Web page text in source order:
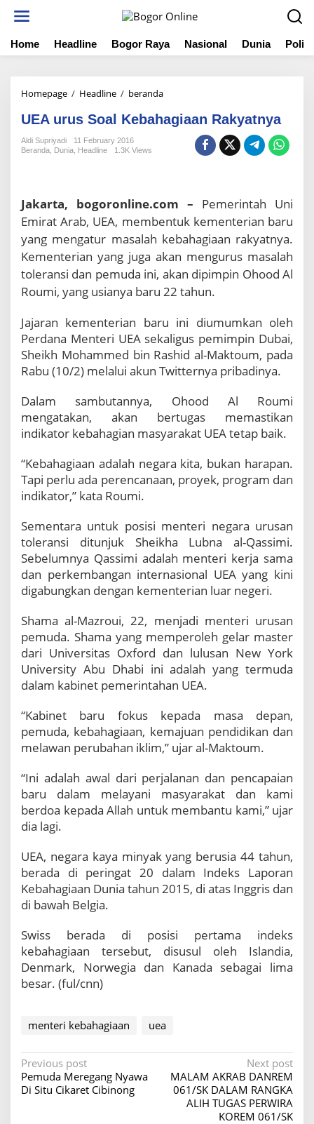
t
Home Headline Bogor Raya Nasional Dunia
Homepage / Headline / beranda
A
o
l
K
e
a
h
g
a
a
n
k
a
n
y
UEA urus Soal Kebahagiaan Rakyatnya
Aldi Supriyadi
11 February 2016
Beranda Dunia Headline 1.3K Views
Jakarta, bogoronline.com – Pemerintah Uni
Emirat Arab, UEA, membentuk kementerian baru
yang mengatur masalah kebahagiaan rakyatnya.
Kementerian yang juga akan mengurus masalah
toleransi dan pemuda ini, akan dipimpin Ohood Al
Roumi, yang usianya baru 22 tahun.
Jajaran kementerian baru ini diumumkan oleh
Perdana Menteri UEA sekaligus pemimpin Dubai,
Sheikh Mohammed bin Rashid al-Maktoum, pada
Rabu (10/2) melalui akun Twitternya pribadinya.
Dalam sambutannya, Ohood Al Roumi
mengatakan, akan bertugas memastikan
indikator kebahagian masyarakat UEA tetap baik.
“Kebahagiaan adalah negara kita, bukan harapan.
Tapi perlu ada perencanaan, proyek, program dan
indikator,” kata Roumi.
Sementara untuk posisi menteri negara urusan
toleransi ditunjuk Sheikha Lubna al-Qassimi.
Sebelumnya Qassimi adalah menteri kerja sama
dan perkembangan internasional UEA yang kini
digabungkan dengan kementerian luar negeri.
Shama al-Mazroui, 22, menjadi menteri urusan
pemuda. Shama yang memperoleh gelar master
dari Universitas Oxford dan lulusan New York
University Abu Dhabi ini adalah yang termuda
dalam kabinet pemerintahan UEA.
“Kabinet baru fokus kepada masa depan,
pemuda, kebahagiaan, kemajuan pendidikan dan
melawan perubahan iklim,” ujar al-Maktoum.
“Ini adalah awal dari perjalanan dan pencapaian
baru dalam melayani masyarakat dan kami
berdoa kepada Allah untuk membantu kami,” ujar
dia lagi.
UEA, negara kaya minyak yang berusia 44 tahun,
berada di peringat 20 dalam Indeks Laporan
Kebahagiaan Dunia tahun 2015, di atas Inggris dan
di bawah Belgia.
Swiss berada di posisi pertama indeks
kebahagiaan tersebut, disusul oleh Islandia,
Denmark, Norwegia dan Kanada sebagai lima
besar. (ful/cnn)
menteri kebahagiaan uea
P
o
Previous post
Pemuda Meregang Nyawa
Di Situ Cikaret Cibinong
Next post
MALAM AKRAB DANREM
061/SK DALAM RANGKA
ALIH TUGAS PERWIRA
KOREM 061/SK